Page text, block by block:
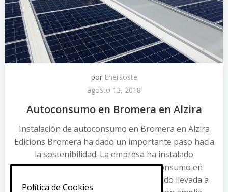
por Enersoste
agosto 13, 2018
Autoconsumo en Bromera en Alzira
Instalación de autoconsumo en Bromera en Alzira
Edicions Bromera ha dado un importante paso hacia
la sostenibilidad. La empresa ha instalado
recientemente un sistema de autoconsumo en
Bromera en Alzira. Esta iniciativa ha sido llevada a
Política de Cookies